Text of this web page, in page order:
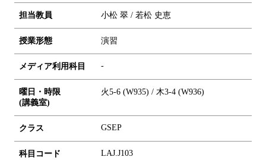
担当教員 小松 翠 / 若松 史恵
授業形態 演習
メディア利用科目 -
曜日・時限
(講義室)
火5-6 (W935) / 木3-4 (W936)
クラス GSEP
科目コード LAJ.J103